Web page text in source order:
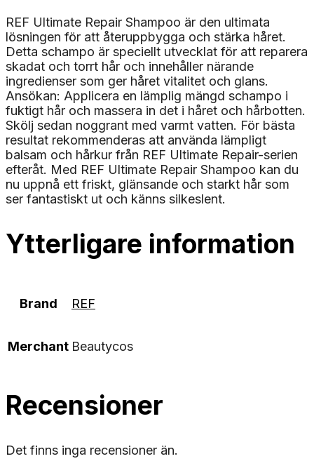
REF Ultimate Repair Shampoo är den ultimata
lösningen för att återuppbygga och stärka håret.
Detta schampo är speciellt utvecklat för att reparera
skadat och torrt hår och innehåller närande
ingredienser som ger håret vitalitet och glans.
Ansökan: Applicera en lämplig mängd schampo i
fuktigt hår och massera in det i håret och hårbotten.
Skölj sedan noggrant med varmt vatten. För bästa
resultat rekommenderas att använda lämpligt
balsam och hårkur från REF Ultimate Repair-serien
efteråt. Med REF Ultimate Repair Shampoo kan du
nu uppnå ett friskt, glänsande och starkt hår som
ser fantastiskt ut och känns silkeslent.
Ytterligare information
Brand REF
Merchant Beautycos
Recensioner
Det finns inga recensioner än.